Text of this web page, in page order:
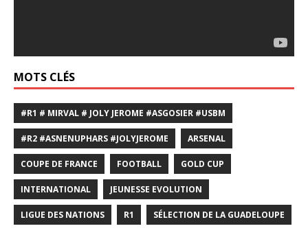
MOTS CLÉS
#R1 # MIRVAL # JOLY JEROME #ASGOSIER #USBM
#R2 #ASNENUPHARS #JOLYJEROME ARSENAL
COUPE DE FRANCE FOOTBALL GOLD CUP
INTERNATIONAL JEUNESSE EVOLUTION
LIGUE DES NATIONS R1 SÉLECTION DE LA GUADELOUPE